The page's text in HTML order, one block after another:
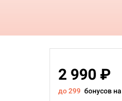
2 990 ₽
до 299 бонусов